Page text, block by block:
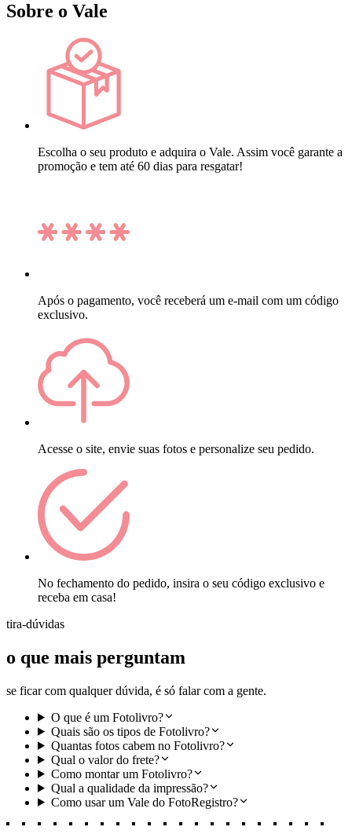
Sobre o Vale
Escolha o seu produto e adquira o Vale. Assim você garante a
promoção e tem até 60 dias para resgatar!
Após o pagamento, você receberá um e-mail com um código
exclusivo.
Acesse o site, envie suas fotos e personalize seu pedido.
No fechamento do pedido, insira o seu código exclusivo e
receba em casa!
tira-dúvidas
o que mais perguntam
se ficar com qualquer dúvida, é só falar com a gente.
O que é um Fotolivro?
Quais são os tipos de Fotolivro?
Quantas fotos cabem no Fotolivro?
Qual o valor do frete?
Como montar um Fotolivro?
Qual a qualidade da impressão?
Como usar um Vale do FotoRegistro?